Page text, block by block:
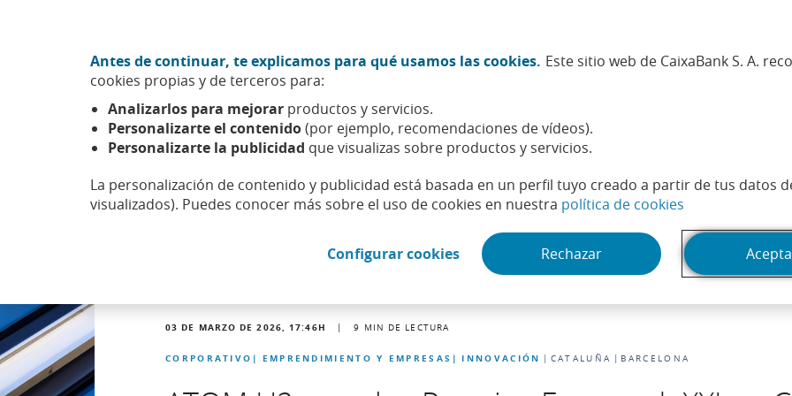
Antes de continuar, te explicamos para qué usamos las cookies. Este sitio web de CaixaBank S. A.
cookies propias y de terceros para:
Analizarlos para mejorar productos y servicios.
Personalizarte el contenido(por ejemplo, recomendaciones de vídeos).
Personalizarte la publicidad que visualizas sobre productos y servicios.
La personalización de contenido y publicidad está basada en un perfil tuyo creado a partir de tus datos
visualizados). Puedes conocer más sobre el uso de cookies en nuestra política de cookies
Configurar cookies(Abrir en ventana nueva)
Rechazar
Sobre nosotros
Actualidad Noticias Detalle noticia
03 DE MARZO DE 2026, 17:46H |9 MIN DE LECTURA
CORPORATIVO EMPRENDIMIENTO Y EMPRESAS INNOVACIÓN CATALUÑA BARCELONA